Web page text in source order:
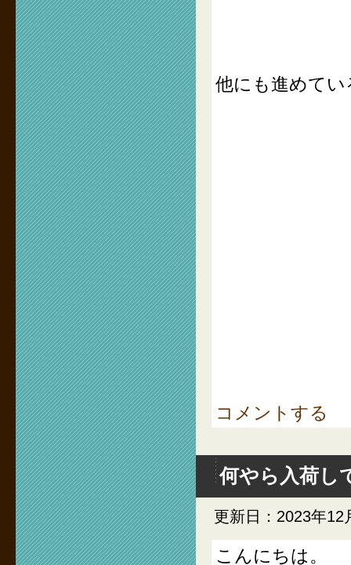
他にも進めて
コメントする
何やら入荷し
更新日：2023年12
こんにちは。